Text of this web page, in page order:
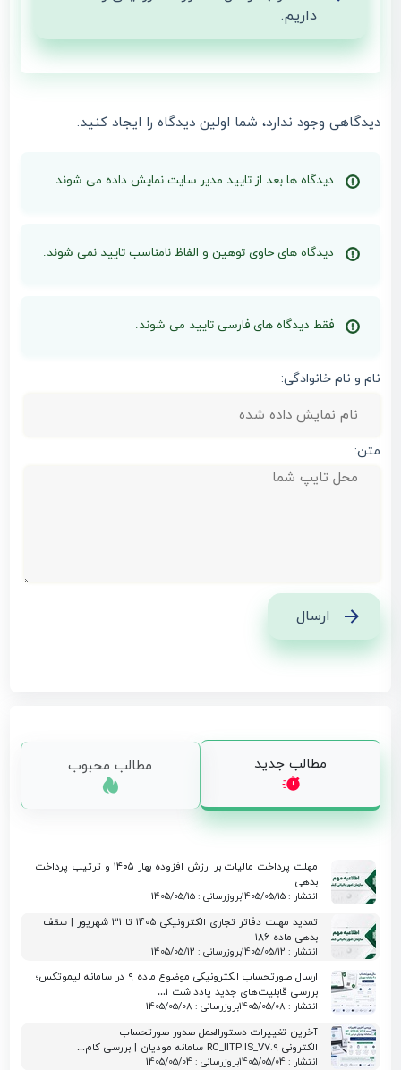
داریم.
دیدگاهی وجود ندارد، شما اولین دیدگاه را ایجاد کنید.
دیدگاه ها بعد از تایید مدیر سایت نمایش داده می شوند.
دیدگاه های حاوی توهین و الفاظ نامناسب تایید نمی شوند.
فقط دیدگاه های فارسی تایید می شوند.
نام و نام خانوادگی:
متن:
ارسال
مطالب محبوب مطالب جدید
مهلت پرداخت مالیات بر ارزش افزوده بهار ۱۴۰۵ و ترتیب پرداخت
بدهی
انتشار : 1405/05/15 بروزرسانی : 1405/05/15
تمدید مهلت دفاتر تجاری الکترونیکی ۱۴۰۵ تا ۳۱ شهریور | سقف
بدهی ماده ۱۸۶
انتشار : 1405/05/12 بروزرسانی : 1405/05/12
ارسال صورتحساب الکترونیکی موضوع ماده ۹ در سامانه لیموتکس؛
بررسی قابلیت‌های جدید یادداشت ۱…
انتشار : 1405/05/08 بروزرسانی : 1405/05/08
آخرین تغییرات دستورالعمل صدور صورتحساب
الکترونی RC_IITP.IS_V7.9 سامانه مودیان | بررسی کام…
انتشار : 1405/05/04 بروزرسانی : 1405/05/04